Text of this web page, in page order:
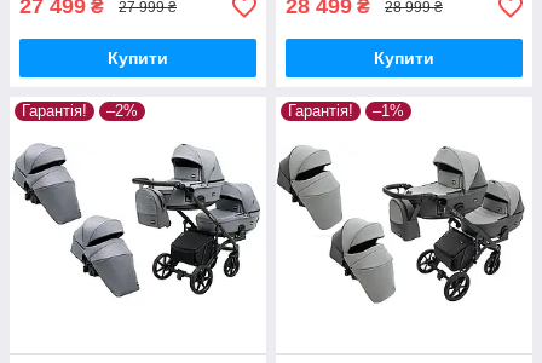
27 499 ₴ 27 999 ₴
Купити
28 499 ₴ 28 999 ₴
Купити
Гарантія! –2% Гарантія! –1%